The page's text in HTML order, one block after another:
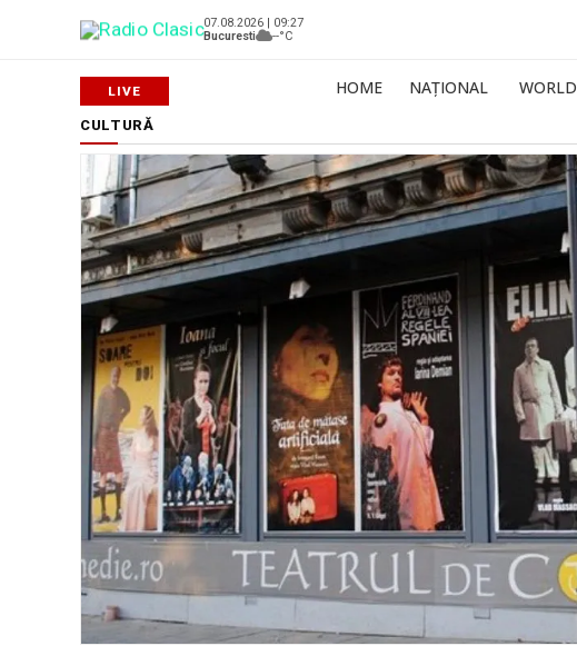
07.08.2026 | 09:27
Bucuresti
--°C
HOME NAȚIONAL WORLD
CULTURĂ